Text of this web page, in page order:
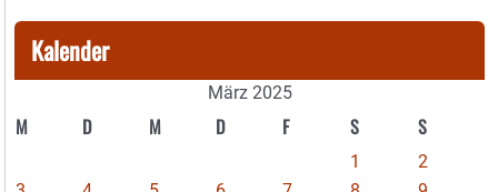
Kalender
März 2025
M D M D F S S
1
2